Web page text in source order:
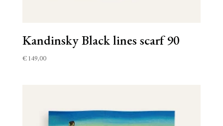
Kandinsky Black lines scarf 90
€149,00